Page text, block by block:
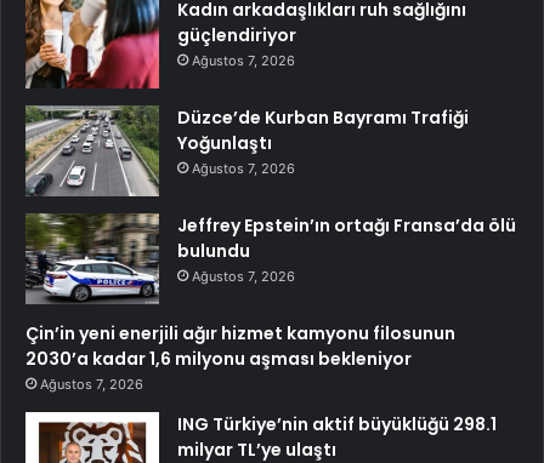
Kadın arkadaşlıkları ruh sağlığını
güçlendiriyor
Ağustos 7, 2026
Düzce’de Kurban Bayramı Trafiği
Yoğunlaştı
Ağustos 7, 2026
Jeffrey Epstein’ın ortağı Fransa’da ölü
bulundu
Ağustos 7, 2026
Çin’in yeni enerjili ağır hizmet kamyonu filosunun
2030’a kadar 1,6 milyonu aşması bekleniyor
Ağustos 7, 2026
ING Türkiye’nin aktif büyüklüğü 298.1
milyar TL’ye ulaştı